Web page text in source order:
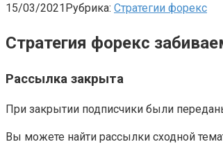
15/03/2021Рубрика: Стратегии форекс
Стратегия форекс
Рассылка закрыта
При закрытии подписчики были
Вы можете найти рассылки сходной